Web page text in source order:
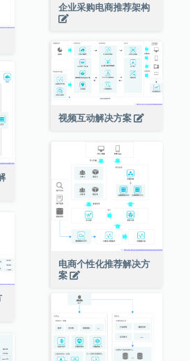
企业采购电商推荐架构
视频互动解决方案
电商个性化推荐解决方
案